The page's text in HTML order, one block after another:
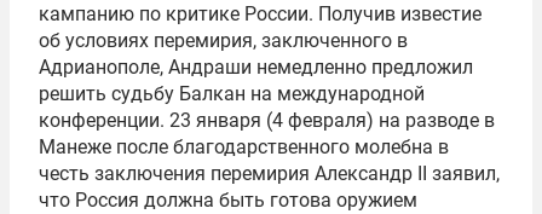
кампанию по критике России. Получив известие
об условиях перемирия, заключенного в
Адрианополе, Андраши немедленно предложил
решить судьбу Балкан на международной
конференции. 23 января (4 февраля) на разводе в
Манеже после благодарственного молебна в
честь заключения перемирия Александр II заявил,
что Россия должна быть готова оружием